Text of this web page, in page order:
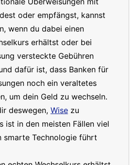
oder empfängst, kannst
wenn du dabei einen
erhältst oder bei
versteckte Gebühren
dafür ist, dass Banken für
noch ein veraltetes
um dein Geld zu wechseln.
deswegen, Wise zu
ist in den meisten Fällen viel
smarte Technologie führt